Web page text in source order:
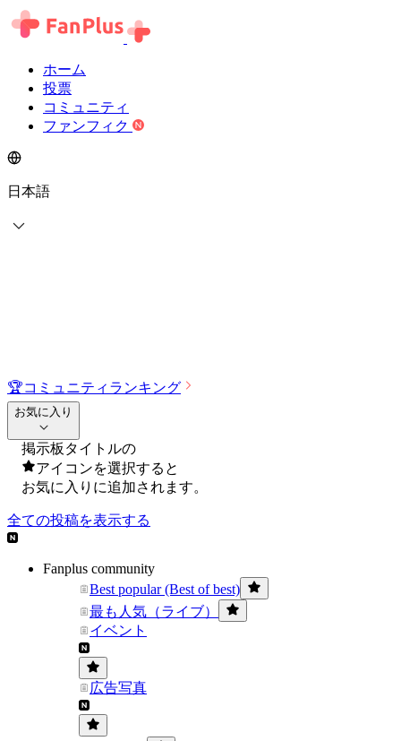
ホーム
投票
コミュニティ
ファンフィク
日本語
🏆コミュニティランキング
お気に入り
掲示板タイトルの
アイコンを選択すると
お気に入りに追加されます。
全ての投稿を表示する
Fanplus community
Best popular (Best of best)
最も人気（ライブ）
イベント
広告写真